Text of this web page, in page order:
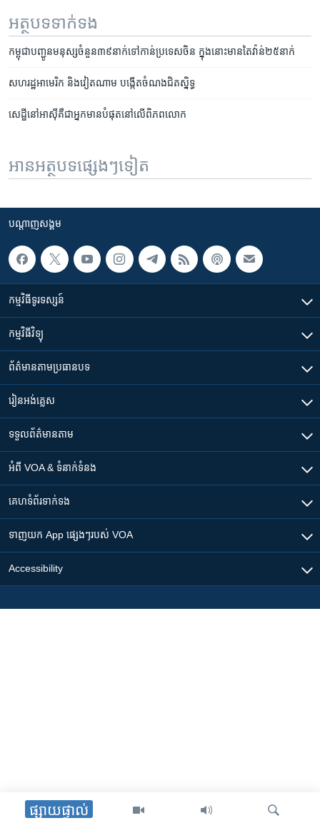
ផ្សាយផ្ទាល់
អត្ថបទ​ទាក់ទង
កម្ពុជា​បញ្ជូន​មនុស្ស​​ចំនួន​៣៩​នាក់​ទៅ​កាន់​ប្រទេស​ចិន ក្នុង​នោះ​មាន​តៃវ៉ាន់​២៥​នាក់
សហរដ្ឋ​អាមេរិក និង​វៀតណាម បង្កើត​ចំណង​ជិតស្និទ្ធ
សេដ្ឋី​នៅ​អាស៊ី​គឺ​ជា​អ្នក​មាន​បំផុត​នៅ​លើ​ពិភពលោក
អានអត្ថបទផ្សេងៗទៀត
បណ្តាញ​សង្គម
កម្មវិធី​ទូរទស្សន៍
កម្មវិធី​វិទ្យុ
ព័ត៌មាន​តាមប្រធានបទ​
រៀន​​អង់គ្លេស
ទទួល​ព័ត៌មាន​តាម
អំពី​ VOA & ទំនាក់ទំនង
គេហទំព័រ​​ទាក់ទង
ទាញយក​ App ផ្សេងៗ​របស់​ VOA
Accessibility